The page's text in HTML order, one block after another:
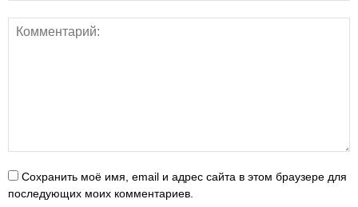
Сохранить моё имя, email и адрес сайта в этом браузере для
последующих моих комментариев.